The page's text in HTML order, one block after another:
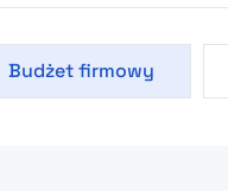
Budżet firmowy